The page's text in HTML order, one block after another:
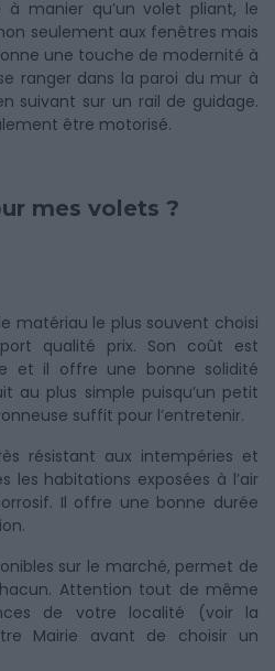
manier qu’un volet pliant, le
seulement aux fenêtres mais
une touche de modernité à
ranger dans la paroi du mur à
suivant sur un rail de guidage.
être motorisé.
mes volets ?
matériau le plus souvent choisi
qualité prix. Son coût est
et il offre une bonne solidité
au plus simple puisqu’un petit
suffit pour l’entretenir.
résistant aux intempéries et
les habitations exposées à l’air
Il offre une bonne durée
sur le marché, permet de
Attention tout de même
de votre localité (voir la
Mairie avant de choisir un